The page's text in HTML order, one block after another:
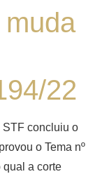
22
STF concluiu o
o Tema nº
qual a corte